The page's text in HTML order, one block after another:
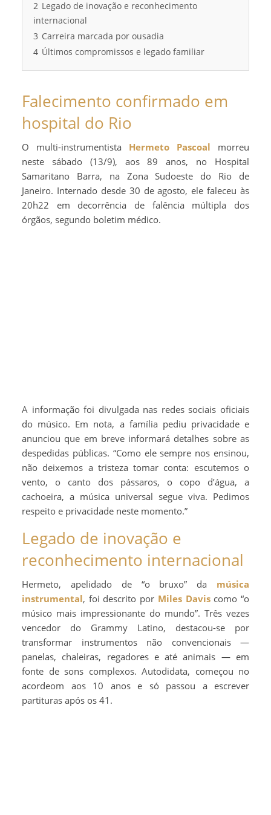
2 Legado de inovação e reconhecimento
internacional
3 Carreira marcada por ousadia
4 Últimos compromissos e legado familiar
Falecimento confirmado em
hospital do Rio
O multi-instrumentista Hermeto Pascoal morreu
neste sábado (13/9), aos 89 anos, no Hospital
Samaritano Barra, na Zona Sudoeste do Rio de
Janeiro. Internado desde 30 de agosto, ele faleceu às
20h22 em decorrência de falência múltipla dos
órgãos, segundo boletim médico.
A informação foi divulgada nas redes sociais oficiais
do músico. Em nota, a família pediu privacidade e
anunciou que em breve informará detalhes sobre as
despedidas públicas. “Como ele sempre nos ensinou,
não deixemos a tristeza tomar conta: escutemos o
vento, o canto dos pássaros, o copo d’água, a
cachoeira, a música universal segue viva. Pedimos
respeito e privacidade neste momento.”
Legado de inovação e
reconhecimento internacional
Hermeto, apelidado de “o bruxo” da música
instrumental, foi descrito por Miles Daviscomo “o
músico mais impressionante do mundo”. Três vezes
vencedor do Grammy Latino, destacou-se por
transformar instrumentos não convencionais —
panelas, chaleiras, regadores e até animais — em
fonte de sons complexos. Autodidata, começou no
acordeom aos 10 anos e só passou a escrever
partituras após os 41.